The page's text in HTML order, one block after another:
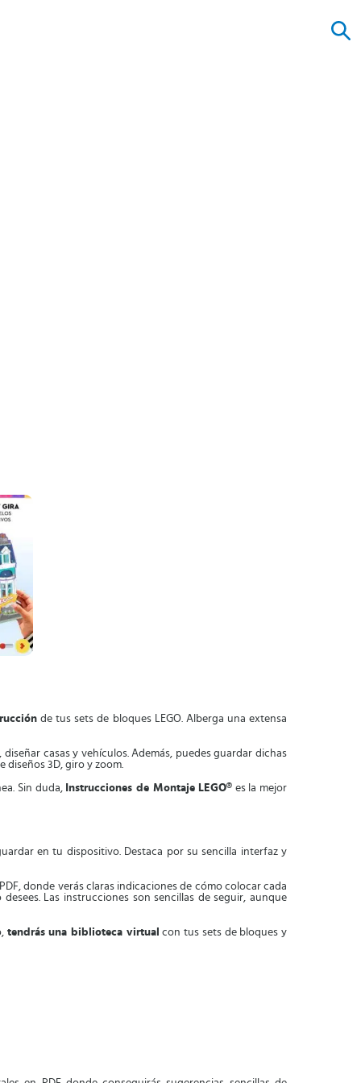
de tus sets de bloques LEGO. Alberga una extensa
casas y vehículos. Además, puedes guardar dichas
diseños 3D, giro y zoom.
Sin duda, Instrucciones de Montaje LEGO® es la mejor
en tu dispositivo. Destaca por su sencilla interfaz y
donde verás claras indicaciones de cómo colocar cada
Las instrucciones son sencillas de seguir, aunque
tendrás una biblioteca virtual con tus sets de bloques y